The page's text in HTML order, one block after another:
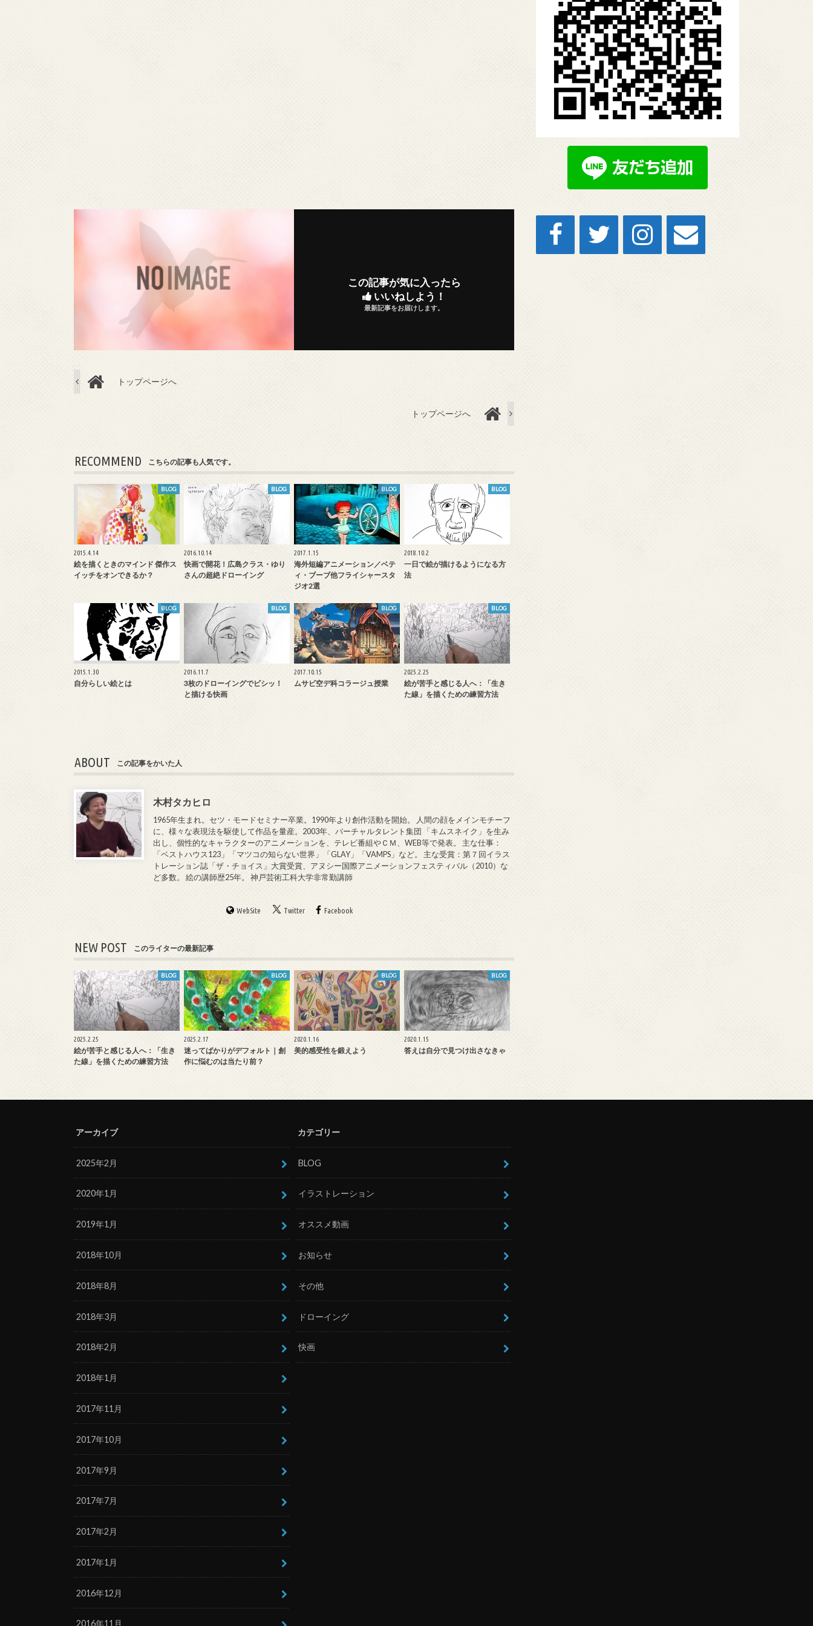
この記事が気に入ったら
いいねしよう！
最新記事をお届けします。
トップページへ
トップページへ
RECOMMEND こちらの記事も人気です。
BLOG
2015.4.14
絵を描くときのマインド 傑作ス
イッチをオンできるか？
BLOG
2016.10.14
快画で開花！広島クラス・ゆり
さんの超絶ドローイング
BLOG
2017.1.15
海外短編アニメーション／ベテ
ィ・ブーブ他フライシャースタ
ジオ2選
BLOG
2018.10.2
一日で絵が描けるようになる方
法
BLOG
2015.1.30
自分らしい絵とは
BLOG
2016.11.7
3枚のドローイングでビシッ！
と描ける快画
BLOG
2017.10.15
ムサビ空デ科コラージュ授業
BLOG
2025.2.25
絵が苦手と感じる人へ：「生き
た線」を描くための練習方法
ABOUT この記事をかいた人
木村タカヒロ
1965年生まれ。セツ・モードセミナー卒業。1990年より創作活動を開始。 人間の顔をメインモチーフ
に、様々な表現法を駆使して作品を量産。2003年、バーチャルタレント集団 「キムスネイク」を生み
出し、個性的なキャラクターのアニメーションを、テレビ番組やＣＭ、WEB等で発表。 主な仕事：
「ベストハウス123」「マツコの知らない世界」「GLAY」「VAMPS」など。 主な受賞：第７回イラス
トレーション誌「ザ・チョイス」大賞受賞、アヌシー国際アニメーションフェスティバル（2010）な
ど多数。 絵の講師歴25年。 神戸芸術工科大学非常勤講師
WebSite Twitter Facebook
NEW POST このライターの最新記事
BLOG
2025.2.25
絵が苦手と感じる人へ：「生き
た線」を描くための練習方法
BLOG
2025.2.17
迷ってばかりがデフォルト｜創
作に悩むのは当たり前？
BLOG
2020.1.16
美的感受性を鍛えよう
BLOG
2020.1.15
答えは自分で見つけ出さなきゃ
アーカイブ
2025年2月
2020年1月
2019年1月
2018年10月
2018年8月
2018年3月
2018年2月
2018年1月
2017年11月
2017年10月
2017年9月
2017年7月
2017年2月
2017年1月
2016年12月
2016年11月
カテゴリー
BLOG
イラストレーション
オススメ動画
お知らせ
その他
ドローイング
快画